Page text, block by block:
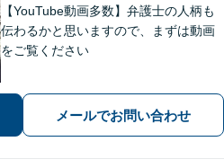
【YouTube動画多数】弁護士の人柄も
伝わるかと思いますので、まずは動画
をご覧ください
メールでお問い合わせ